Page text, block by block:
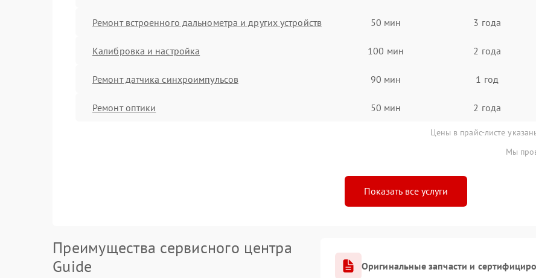
Ремонт встроенного дальнометра и других устройств 50 мин 3 года
Калибровка и настройка 100 мин 2 года
Ремонт датчика синхроимпульсов 90 мин 1 год
Ремонт оптики 50 мин 2 года
Цены в прайс-листе
Мы
Показать все услуги
Преимущества сервисного центра
Guide
Оригинальные запчасти и